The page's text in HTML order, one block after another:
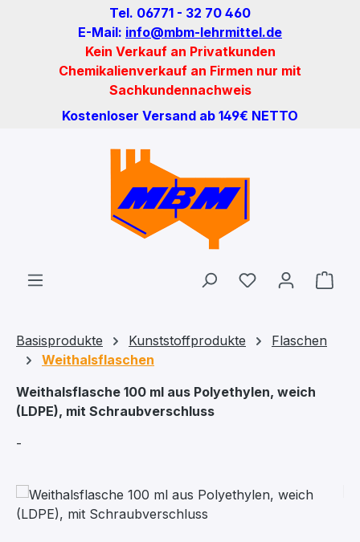
Zum Hauptinhalt springenTel. 06771 - 32 70 460
E-Mail: info@mbm-lehrmittel.de
Kein Verkauf an Privatkunden
Chemikalienverkauf an Firmen nur mit
Sachkundennachweis
Kostenloser Versand ab 149€ NETTO
Du hast 0
Basisprodukte Kunststoffprodukte
Flaschen
Weithalsflaschen
Weithalsflasche 100 ml aus Polyethylen, weich
(LDPE), mit Schraubverschluss
-
Bildergalerie überspringen